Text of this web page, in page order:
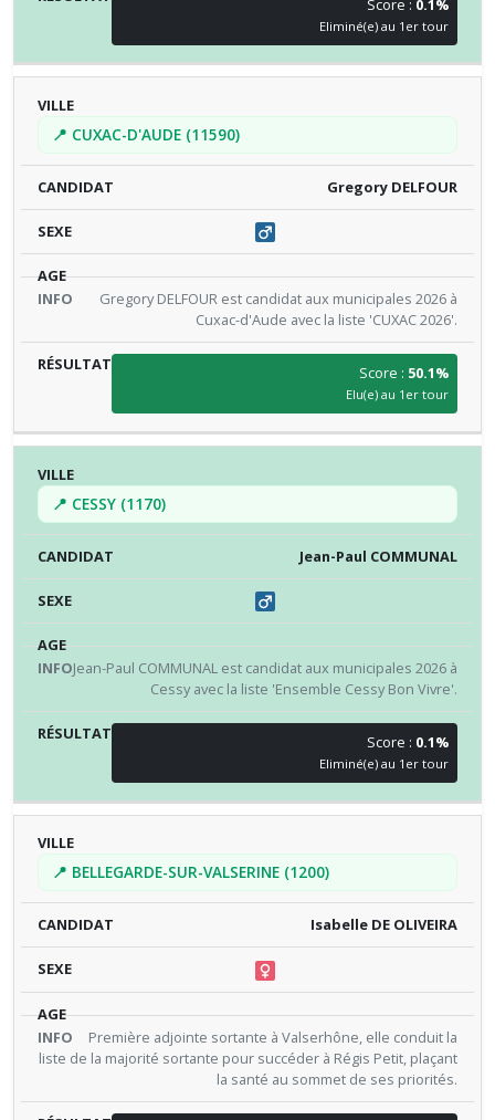
Score : 0.1%
Eliminé(e) au 1er tour
📍 CUXAC-D'AUDE (11590)
Gregory DELFOUR
Gregory DELFOUR est candidat aux municipales 2026 à
Cuxac-d'Aude avec la liste 'CUXAC 2026'.
Score : 50.1%
Elu(e) au 1er tour
📍 CESSY (1170)
Jean-Paul COMMUNAL
Jean-Paul COMMUNAL est candidat aux municipales 2026 à
Cessy avec la liste 'Ensemble Cessy Bon Vivre'.
Score : 0.1%
Eliminé(e) au 1er tour
📍 BELLEGARDE-SUR-VALSERINE (1200)
Isabelle DE OLIVEIRA
Première adjointe sortante à Valserhône, elle conduit la
liste de la majorité sortante pour succéder à Régis Petit, plaçant
la santé au sommet de ses priorités.